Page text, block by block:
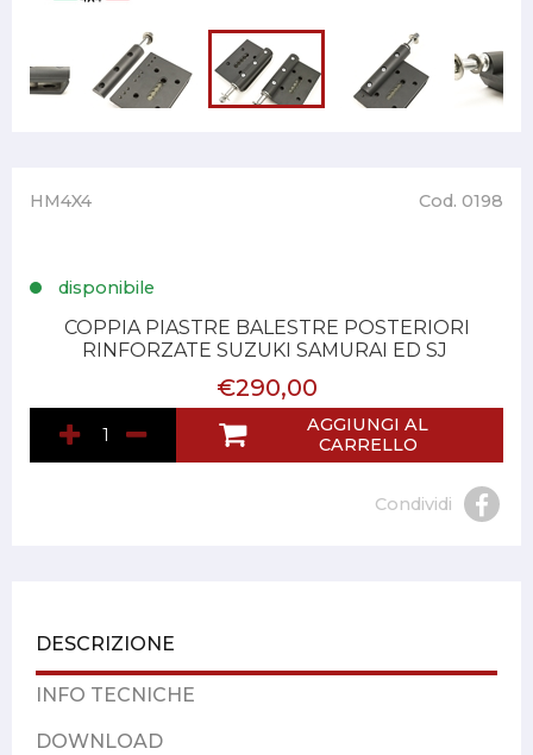
HM4X4 Cod. 0198
disponibile
COPPIA PIASTRE BALESTRE POSTERIORI
RINFORZATE SUZUKI SAMURAI ED SJ
€290,00
AGGIUNGI AL
CARRELLO
Condividi
DESCRIZIONE
INFO TECNICHE
DOWNLOAD